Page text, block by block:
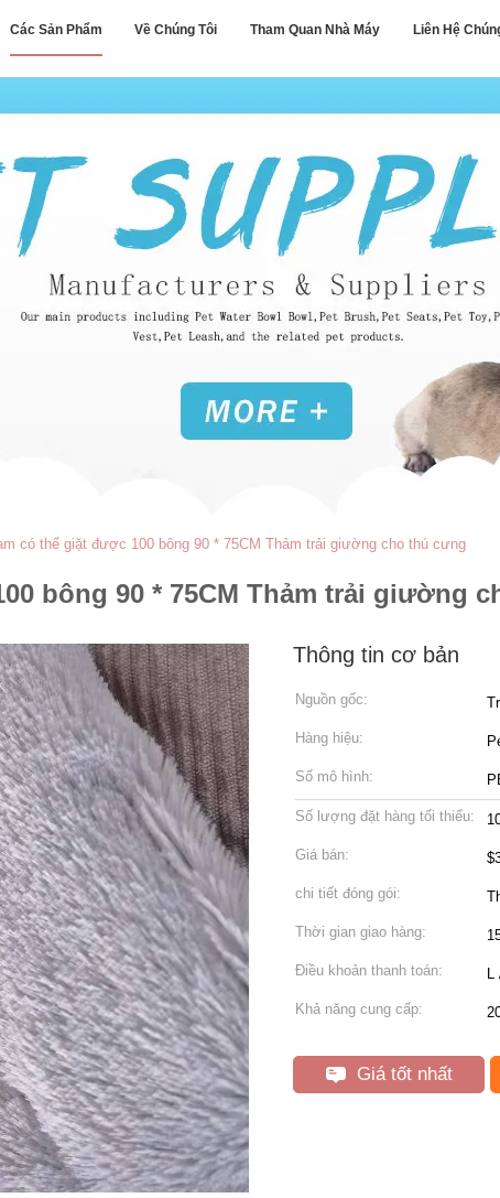
Các Sản Phẩm Về Chúng Tôi Tham Quan Nhà Máy Liên Hệ
có thể giặt được 100 bông 90 * 75CM Thảm trải giường cho thú cưng
bông 90 * 75CM Thảm trải giường
Thông tin cơ bản
Nguồn gốc:
Hàng hiệu:
Số mô hình:
Số lượng đặt hàng tối thiểu:
Giá bán:
chi tiết đóng gói:
Thời gian giao hàng:
Điều khoản thanh toán: L
Khả năng cung cấp:
Giá tốt nhất